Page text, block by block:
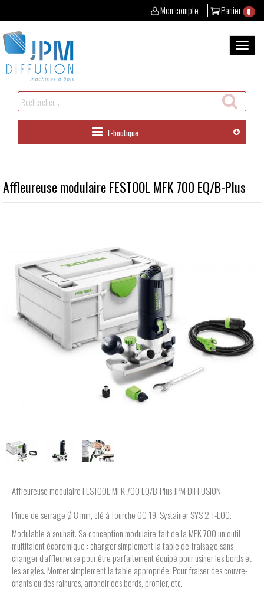
Panier 0
Mon compte
au
contenu
la
Rechercher
un
produit
E-boutique
Affleureuse modulaire FESTOOL MFK 700 EQ/B-Plus
Affleureuse modulaire FESTOOL MFK 700 EQ/B-Plus JPM DIFFUSION
Pince de serrage Ø 8 mm, clé à fourche OC 19, Systainer SYS 2 T-LOC.
Modulable à souhait. Sa conception modulaire fait de la MFK 700 un outil
multitalent économique : changer simplement la table de fraisage sans
changer d'affleureuse pour être parfaitement équipé pour usiner les bords et
les angles. Monter simplement la table appropriée. Pour fraiser des couvre-
chants ou des rainures, arrondir des bords, profiler, etc.